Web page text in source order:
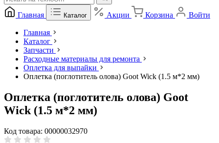
Главная Каталог Акции Корзина Войти
Главная
Каталог
Запчасти
Расходные материалы для ремонта
Оплетка для выпайки
Оплетка (поглотитель олова) Goot Wick (1.5 м*2 мм)
Оплетка (поглотитель олова) Goot
Wick (1.5 м*2 мм)
Код товара: 00000032970